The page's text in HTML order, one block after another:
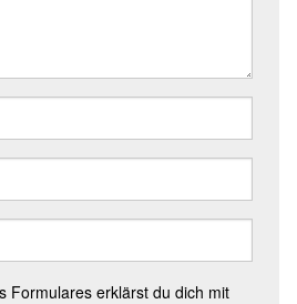
Formulares erklärst du dich mit